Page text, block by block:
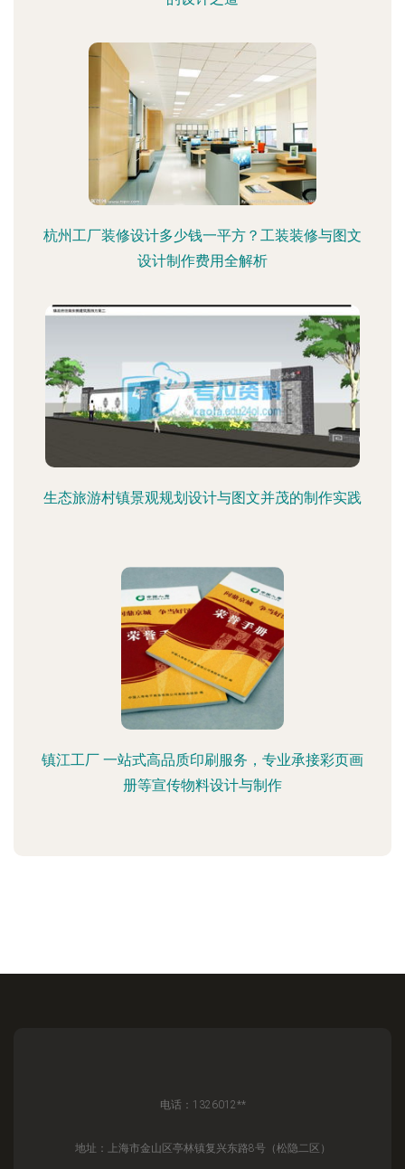
杭州工厂装修设计多少钱一平方？工装装修与图文
设计制作费用全解析
生态旅游村镇景观规划设计与图文并茂的制作实践
镇江工厂 一站式高品质印刷服务，专业承接彩页画
册等宣传物料设计与制作
电话：1326012**
地址：上海市金山区亭林镇复兴东路8号（松隐二区）